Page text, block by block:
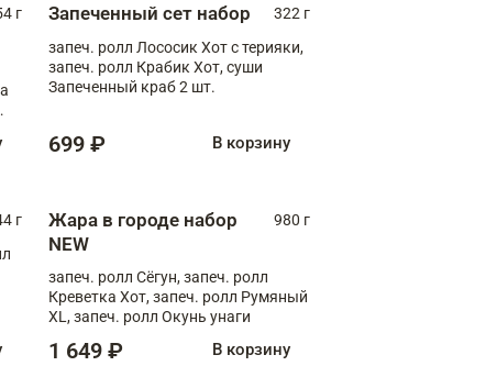
г Запеченный сет набор
322 г
запеч. ролл Лососик Хот с терияки,
запеч. ролл Крабик Хот, суши
Запеченный краб 2 шт.
699 ₽ В корзину
г
Жара в городе набор
NEW
980 г
запеч. ролл Сёгун, запеч. ролл
Креветка Хот, запеч. ролл Румяный
XL, запеч. ролл Окунь унаги
1 649 ₽ В корзину